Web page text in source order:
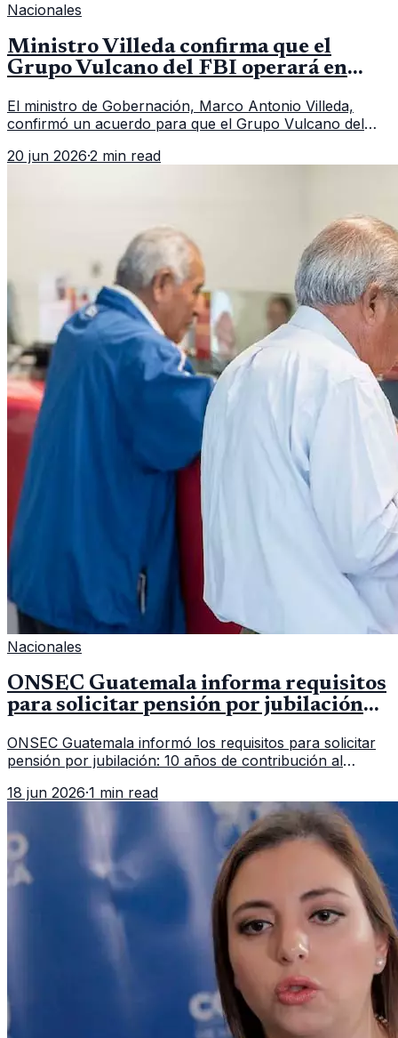
Nacionales
Ministro Villeda confirma que el
Grupo Vulcano del FBI operará en
El ministro de Gobernación, Marco Antonio Villeda,
confirmó un acuerdo para que el Grupo Vulcano del
fallido con la administración anterior del Ministerio
20 jun 2026·2 min read
Nacionales
ONSEC Guatemala informa requisitos
para solicitar pensión por jubilación
ONSEC Guatemala informó los requisitos para solicitar
pensión por jubilación: 10 años de contribución al
importar edad.
18 jun 2026·1 min read